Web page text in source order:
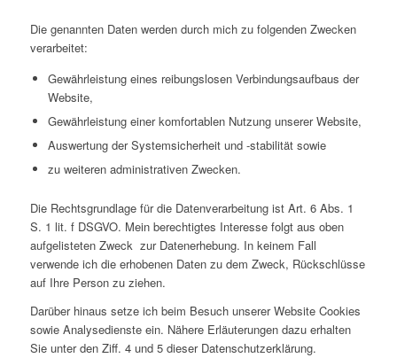
Die genannten Daten werden durch mich zu folgenden Zwecken
verarbeitet:
Gewährleistung eines reibungslosen Verbindungsaufbaus der
Website,
Gewährleistung einer komfortablen Nutzung unserer Website,
Auswertung der Systemsicherheit und -stabilität sowie
zu weiteren administrativen Zwecken.
Die Rechtsgrundlage für die Datenverarbeitung ist Art. 6 Abs. 1
S. 1 lit. f DSGVO. Mein berechtigtes Interesse folgt aus oben
aufgelisteten Zweck zur Datenerhebung. In keinem Fall
verwende ich die erhobenen Daten zu dem Zweck, Rückschlüsse
auf Ihre Person zu ziehen.
Darüber hinaus setze ich beim Besuch unserer Website Cookies
sowie Analysedienste ein. Nähere Erläuterungen dazu erhalten
Sie unter den Ziff. 4 und 5 dieser Datenschutzerklärung.